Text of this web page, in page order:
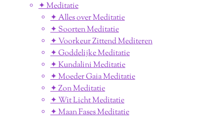
✦ Meditatie
✦ Alles over Meditatie
✦ Soorten Meditatie
✦ Voorkeur Zittend Mediteren
✦ Goddelijke Meditatie
✦ Kundalini Meditatie
✦ Moeder Gaia Meditatie
✦ Zon Meditatie
✦ Wit Licht Meditatie
✦ Maan Fases Meditatie